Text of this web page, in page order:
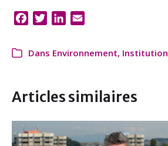
e
o
t
e
r
k
i
Dans Environnement, Institution
Articles similaires